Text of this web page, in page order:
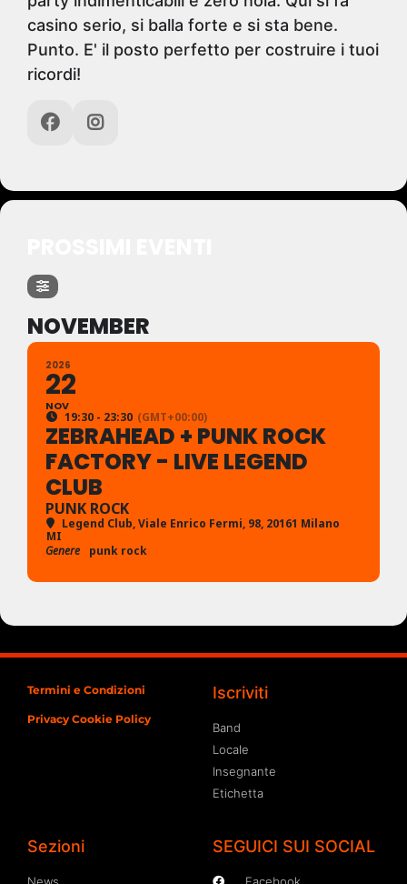
casino serio, si balla forte e si sta bene.
Punto. E' il posto perfetto per costruire i tuoi
ricordi!
NOVEMBER
2026
22
NOV
19:30 - 23:30 (GMT+00:00)
ZEBRAHEAD + PUNK ROCK
FACTORY - LIVE LEGEND
CLUB
PUNK ROCK
Legend Club, Viale Enrico Fermi, 98, 20161 Milano
MI
Genere
punk rock
Termini e Condizioni
Privacy Cookie Policy
Iscriviti
Band
Locale
Insegnante
Etichetta
Sezioni SEGUICI SUI SOCIAL